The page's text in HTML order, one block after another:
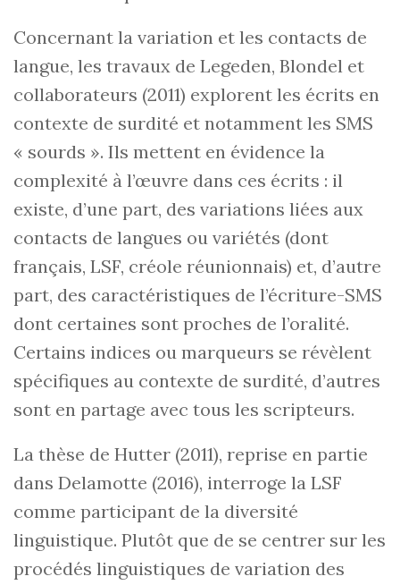
Concernant la variation et les contacts de
langue, les travaux de Legeden, Blondel et
collaborateurs (2011) explorent les écrits en
contexte de surdité et notamment les SMS
« sourds ». Ils mettent en évidence la
complexité à l’œuvre dans ces écrits : il
existe, d’une part, des variations liées aux
contacts de langues ou variétés (dont
français, LSF, créole réunionnais) et, d’autre
part, des caractéristiques de l’écriture-SMS
dont certaines sont proches de l’oralité.
Certains indices ou marqueurs se révèlent
spécifiques au contexte de surdité, d’autres
sont en partage avec tous les scripteurs.
La thèse de Hutter (2011), reprise en partie
dans Delamotte (2016), interroge la LSF
comme participant de la diversité
linguistique. Plutôt que de se centrer sur les
procédés linguistiques de variation des